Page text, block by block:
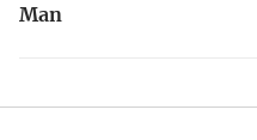
Man